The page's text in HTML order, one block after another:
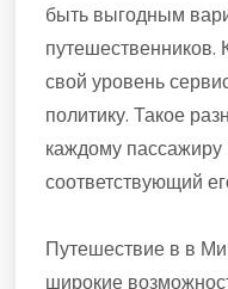
быть выгодным
путешественников.
свой уровень
политику. Такое
каждому
соответствующий
Путешествие в в
широкие